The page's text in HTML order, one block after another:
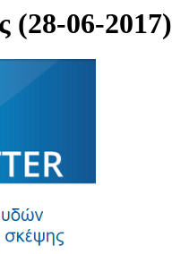
(28-06-2017)